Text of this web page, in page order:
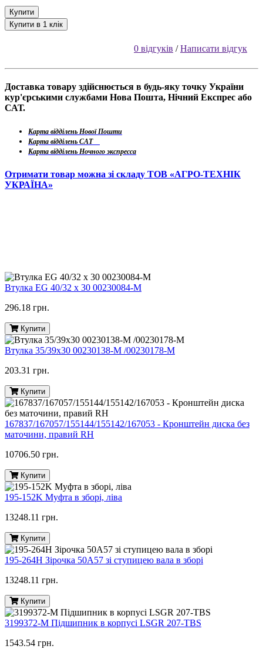
Купити
Купити в 1 клік
0 відгуків /Написати відгук
Доставка товару здійснюється в будь-яку точку України
кур'єрськими службами Нова Пошта, Нічний Експрес або
САТ.
Карта відділень Нової Пошти
Карта відділень САТ
Карта відділень Ночного экспресса
Отримати товар можна зі складу ТОВ «АГРО-ТЕХНІК
УКРАЇНА»
Втулка EG 40/32 x 30 00230084-M
296.18 грн.
Купити
Втулка 35/39х30 00230138-M /00230178-M
203.31 грн.
Купити
167837/167057/155144/155142/167053 - Кронштейн диска без
маточини, правий RH
10706.50 грн.
Купити
195-152K Муфта в зборі, ліва
13248.11 грн.
Купити
195-264H Зірочка 50A57 зі ступицею вала в зборі
13248.11 грн.
Купити
3199372-M Підшипник в корпусі LSGR 207-TBS
1543.54 грн.